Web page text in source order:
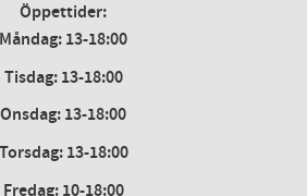
Öppettider:
Måndag: 13-18:00
Tisdag: 13-18:00
Onsdag:13-18:00
Torsdag:13-18:00
Fredag:10-18:00